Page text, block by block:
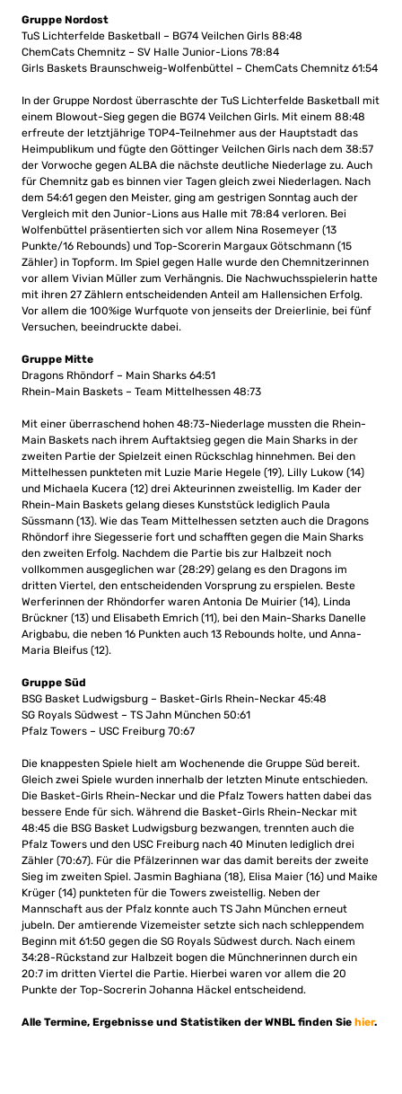
Gruppe Nordost
TuS Lichterfelde Basketball – BG74 Veilchen Girls 88:48
ChemCats Chemnitz – SV Halle Junior-Lions 78:84
Girls Baskets Braunschweig-Wolfenbüttel – ChemCats Chemnitz 61:54
In der Gruppe Nordost überraschte der TuS Lichterfelde Basketball mit
einem Blowout-Sieg gegen die BG74 Veilchen Girls. Mit einem 88:48
erfreute der letztjährige TOP4-Teilnehmer aus der Hauptstadt das
Heimpublikum und fügte den Göttinger Veilchen Girls nach dem 38:57
der Vorwoche gegen ALBA die nächste deutliche Niederlage zu. Auch
für Chemnitz gab es binnen vier Tagen gleich zwei Niederlagen. Nach
dem 54:61 gegen den Meister, ging am gestrigen Sonntag auch der
Vergleich mit den Junior-Lions aus Halle mit 78:84 verloren. Bei
Wolfenbüttel präsentierten sich vor allem Nina Rosemeyer (13
Punkte/16 Rebounds) und Top-Scorerin Margaux Götschmann (15
Zähler) in Topform. Im Spiel gegen Halle wurde den Chemnitzerinnen
vor allem Vivian Müller zum Verhängnis. Die Nachwuchsspielerin hatte
mit ihren 27 Zählern entscheidenden Anteil am Hallensichen Erfolg.
Vor allem die 100%ige Wurfquote von jenseits der Dreierlinie, bei fünf
Versuchen, beeindruckte dabei.
Gruppe Mitte
Dragons Rhöndorf – Main Sharks 64:51
Rhein-Main Baskets – Team Mittelhessen 48:73
Mit einer überraschend hohen 48:73-Niederlage mussten die Rhein-
Main Baskets nach ihrem Auftaktsieg gegen die Main Sharks in der
zweiten Partie der Spielzeit einen Rückschlag hinnehmen. Bei den
Mittelhessen punkteten mit Luzie Marie Hegele (19), Lilly Lukow (14)
und Michaela Kucera (12) drei Akteurinnen zweistellig. Im Kader der
Rhein-Main Baskets gelang dieses Kunststück lediglich Paula
Süssmann (13). Wie das Team Mittelhessen setzten auch die Dragons
Rhöndorf ihre Siegesserie fort und schafften gegen die Main Sharks
den zweiten Erfolg. Nachdem die Partie bis zur Halbzeit noch
vollkommen ausgeglichen war (28:29) gelang es den Dragons im
dritten Viertel, den entscheidenden Vorsprung zu erspielen. Beste
Werferinnen der Rhöndorfer waren Antonia De Muirier (14), Linda
Brückner (13) und Elisabeth Emrich (11), bei den Main-Sharks Danelle
Arigbabu, die neben 16 Punkten auch 13 Rebounds holte, und Anna-
Maria Bleifus (12).
Gruppe Süd
BSG Basket Ludwigsburg – Basket-Girls Rhein-Neckar 45:48
SG Royals Südwest – TS Jahn München 50:61
Pfalz Towers – USC Freiburg 70:67
Die knappesten Spiele hielt am Wochenende die Gruppe Süd bereit.
Gleich zwei Spiele wurden innerhalb der letzten Minute entschieden.
Die Basket-Girls Rhein-Neckar und die Pfalz Towers hatten dabei das
bessere Ende für sich. Während die Basket-Girls Rhein-Neckar mit
48:45 die BSG Basket Ludwigsburg bezwangen, trennten auch die
Pfalz Towers und den USC Freiburg nach 40 Minuten lediglich drei
Zähler (70:67). Für die Pfälzerinnen war das damit bereits der zweite
Sieg im zweiten Spiel. Jasmin Baghiana (18), Elisa Maier (16) und Maike
Krüger (14) punkteten für die Towers zweistellig. Neben der
Mannschaft aus der Pfalz konnte auch TS Jahn München erneut
jubeln. Der amtierende Vizemeister setzte sich nach schleppendem
Beginn mit 61:50 gegen die SG Royals Südwest durch. Nach einem
34:28-Rückstand zur Halbzeit bogen die Münchnerinnen durch ein
20:7 im dritten Viertel die Partie. Hierbei waren vor allem die 20
Punkte der Top-Socrerin Johanna Häckel entscheidend.
Alle Termine, Ergebnisse und Statistiken der WNBL finden Sie hier.